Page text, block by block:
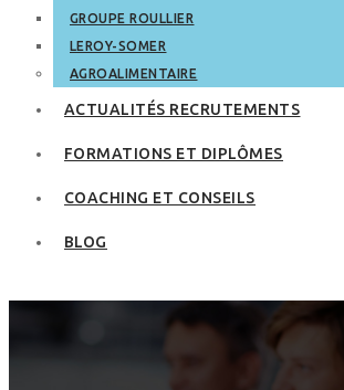
GROUPE ROULLIER
LEROY-SOMER
AGROALIMENTAIRE
ACTUALITÉS RECRUTEMENTS
FORMATIONS ET DIPLÔMES
COACHING ET CONSEILS
BLOG